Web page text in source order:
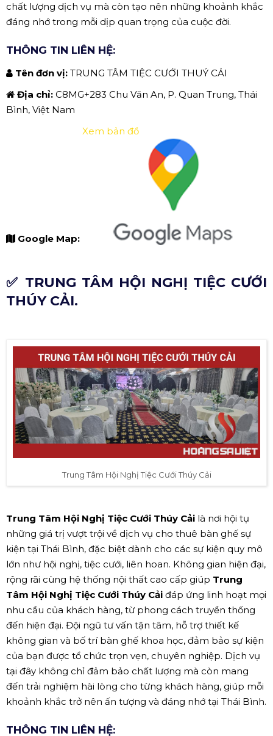
chất lượng dịch vụ mà còn tạo nên những khoảnh khắc
đáng nhớ trong mỗi dịp quan trọng của cuộc đời.
THÔNG TIN LIÊN HỆ:
Tên đơn vị: TRUNG TÂM TIỆC CƯỚI THUÝ CẢI
Địa chỉ: C8MG+283 Chu Văn An, P. Quan Trung, Thái
Bình, Việt Nam
Google Map:
Xem bản đồ
✅ TRUNG TÂM HỘI NGHỊ TIỆC CƯỚI
THÚY CẢI.
Trung Tâm Hội Nghị Tiệc Cưới Thúy Cải
Trung Tâm Hội Nghị Tiệc Cưới Thúy Cải là nơi hội tụ
những giá trị vượt trội về dịch vụ cho thuê bàn ghế sự
kiện tại Thái Bình, đặc biệt dành cho các sự kiện quy mô
lớn như hội nghị, tiệc cưới, liên hoan. Không gian hiện đại,
rộng rãi cùng hệ thống nội thất cao cấp giúp Trung
Tâm Hội Nghị Tiệc Cưới Thúy Cải đáp ứng linh hoạt mọi
nhu cầu của khách hàng, từ phong cách truyền thống
đến hiện đại. Đội ngũ tư vấn tận tâm, hỗ trợ thiết kế
không gian và bố trí bàn ghế khoa học, đảm bảo sự kiện
của bạn được tổ chức trọn vẹn, chuyên nghiệp. Dịch vụ
tại đây không chỉ đảm bảo chất lượng mà còn mang
đến trải nghiệm hài lòng cho từng khách hàng, giúp mỗi
khoảnh khắc trở nên ấn tượng và đáng nhớ tại Thái Bình.
THÔNG TIN LIÊN HỆ: